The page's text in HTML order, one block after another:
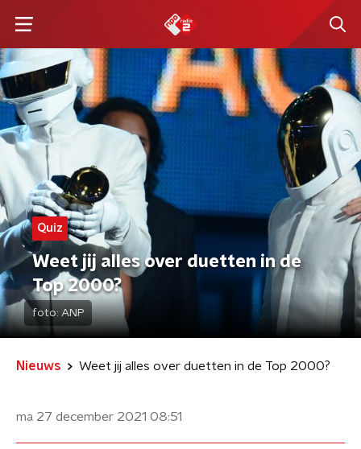
Quiz
Weet jij alles over duetten in de
Top 2000?
foto: ANP
Nieuws Weet jij alles over duetten in de Top 2000?
ma 27 december 2021 08:51